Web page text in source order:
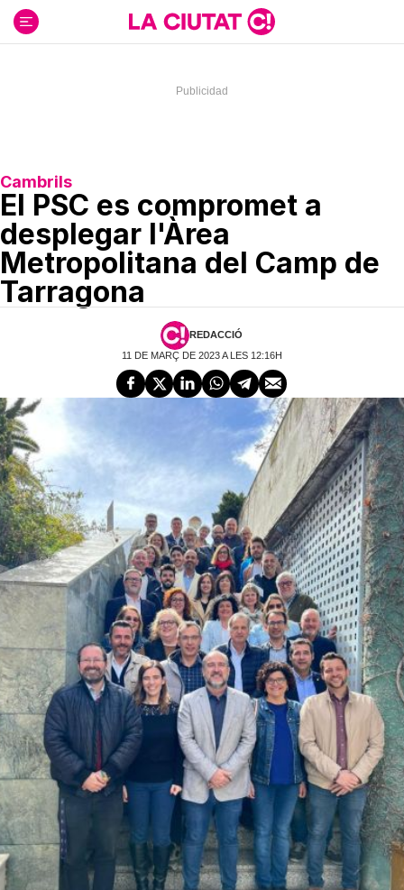
contenido
Cambrils
El PSC es compromet a
desplegar l'Àrea
Metropolitana del Camp de
Tarragona
REDACCIÓ
11 DE MARÇ DE 2023 A LES 12:16H